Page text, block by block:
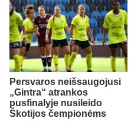
Persvaros neišsaugojusi
„Gintra“ atrankos
pusfinalyje nusileido
Škotijos čempionėms